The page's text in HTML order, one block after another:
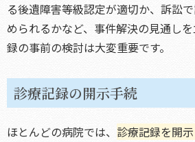
る後遺障害等級認定が適切か、訴訟
められるかなど、事件解決の見通し
録の事前の検討は大変重要です。
診療記録の開示手続
ほとんどの病院では、 診療記録を開